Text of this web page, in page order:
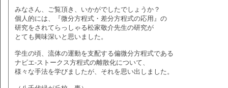
みなさん、ご覧頂き、いかがでしたでしょうか？
個人的には、『微分方程式・差分方程式の応用』の
研究をされてらっしゃる松家敬介先生の研究が
とても興味深いと思いました。
学生の頃、流体の運動を支配する偏微分方程式である
ナビエ-ストークス方程式の離散化について、
様々な手法を学びましたが、それを思い出しました。